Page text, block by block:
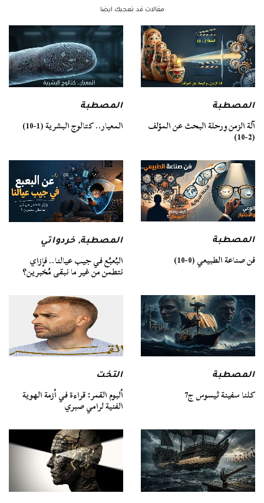
مقالات قد تعجبك ايضا
المصطبة
آلة الزمن ورحلة البحث عن المؤلف
(2-10)
المصطبة
المعيار.. كتالوج البشرية (1-10)
المصطبة
فن صناعة الطبيعي (0-10)
المصطبة,خردواتي
البُعبُع في جيب عيالنا.. فإزاي
نتطمن من غير ما نبقى مُخبرين؟
المصطبة
كلنا سفينة ثيسوس ج7
التخت
ألبوم القمر: قراءة في أزمة الهوية
الفنية لرامي صبري